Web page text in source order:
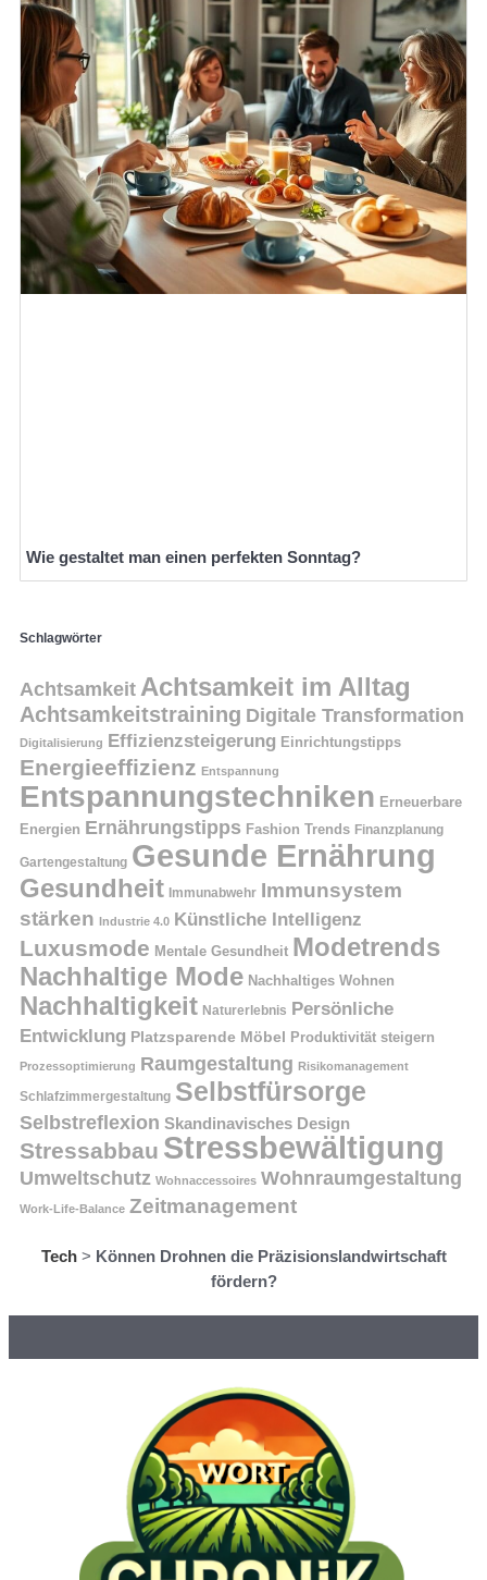
Wie gestaltet man einen perfekten Sonntag?
Schlagwörter
Achtsamkeit Achtsamkeit im Alltag
Achtsamkeitstraining Digitale Transformation
Digitalisierung Effizienzsteigerung Einrichtungstipps
Energieeffizienz Entspannung
Entspannungstechniken Erneuerbare
Energien Ernährungstipps Fashion Trends Finanzplanung
Gartengestaltung Gesunde Ernährung
Gesundheit Immunabwehr Immunsystem
stärken Industrie 4.0 Künstliche Intelligenz
Luxusmode Mentale Gesundheit Modetrends
Nachhaltige Mode Nachhaltiges Wohnen
Nachhaltigkeit Naturerlebnis Persönliche
Entwicklung Platzsparende Möbel Produktivität steigern
Prozessoptimierung Raumgestaltung Risikomanagement
Schlafzimmergestaltung Selbstfürsorge
Selbstreflexion Skandinavisches Design
Stressabbau Stressbewältigung
Umweltschutz Wohnaccessoires Wohnraumgestaltung
Work-Life-Balance Zeitmanagement
Tech> Können Drohnen die Präzisionslandwirtschaft
fördern?